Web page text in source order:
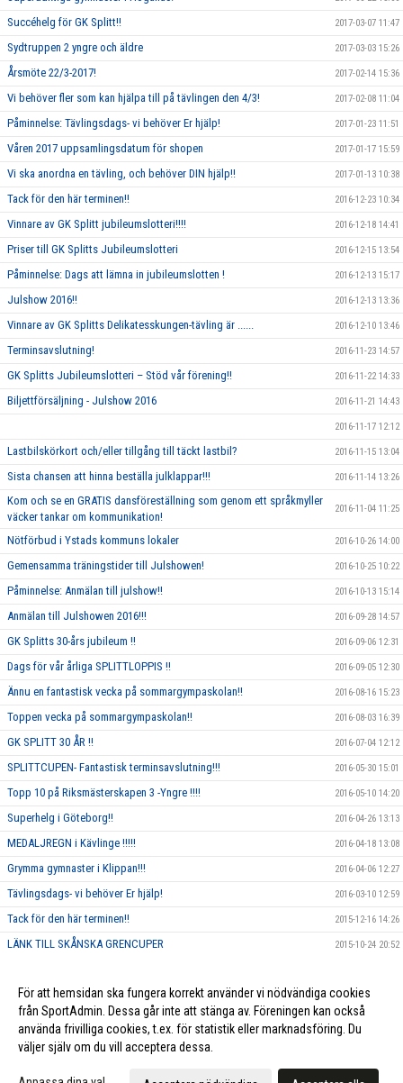
Succéhelg för GK Splitt!! 2017-03-07 11:47
Sydtruppen 2 yngre och äldre 2017-03-03 15:26
Årsmöte 22/3-2017! 2017-02-14 15:36
Vi behöver fler som kan hjälpa till på tävlingen den 4/3! 2017-02-08 11:04
Påminnelse: Tävlingsdags- vi behöver Er hjälp! 2017-01-23 11:51
Våren 2017 uppsamlingsdatum för shopen 2017-01-17 15:59
Vi ska anordna en tävling, och behöver DIN hjälp!! 2017-01-13 10:38
Tack för den här terminen!! 2016-12-23 10:34
Vinnare av GK Splitt jubileumslotteri!!!! 2016-12-18 14:41
Priser till GK Splitts Jubileumslotteri 2016-12-15 13:54
Påminnelse: Dags att lämna in jubileumslotten ! 2016-12-13 15:17
Julshow 2016!! 2016-12-13 13:36
Vinnare av GK Splitts Delikatesskungen-tävling är ...... 2016-12-10 13:46
Terminsavslutning! 2016-11-23 14:57
GK Splitts Jubileumslotteri – Stöd vår förening!! 2016-11-22 14:33
Biljettförsäljning - Julshow 2016 2016-11-21 14:43
2016-11-17 12:12
Lastbilskörkort och/eller tillgång till täckt lastbil? 2016-11-15 13:04
Sista chansen att hinna beställa julklappar!!! 2016-11-14 13:26
Kom och se en GRATIS dansföreställning som genom ett språkmyller
väcker tankar om kommunikation!
2016-11-04 11:25
Nötförbud i Ystads kommuns lokaler 2016-10-26 14:00
Gemensamma träningstider till Julshowen! 2016-10-25 10:22
Påminnelse: Anmälan till julshow!! 2016-10-13 15:14
Anmälan till Julshowen 2016!!! 2016-09-28 14:57
GK Splitts 30-års jubileum !! 2016-09-06 12:31
Dags för vår årliga SPLITTLOPPIS !! 2016-09-05 12:30
Ännu en fantastisk vecka på sommargympaskolan!! 2016-08-16 15:23
Toppen vecka på sommargympaskolan!! 2016-08-03 16:39
GK SPLITT 30 ÅR !! 2016-07-04 12:12
SPLITTCUPEN- Fantastisk terminsavslutning!!! 2016-05-30 15:01
Topp 10 på Riksmästerskapen 3 -Yngre !!!! 2016-05-10 14:20
Superhelg i Göteborg!! 2016-04-26 13:13
MEDALJREGN i Kävlinge !!!!! 2016-04-18 13:08
Grymma gymnaster i Klippan!!! 2016-04-06 12:27
Tävlingsdags- vi behöver Er hjälp! 2016-03-10 12:59
Tack för den här terminen!! 2015-12-16 14:26
LÄNK TILL SKÅNSKA GRENCUPER 2015-10-24 20:52
Vi ska annordna en tävling, och behöver DIN hjälp!! 2015-09-10 13:26
För att hemsidan ska fungera korrekt använder vi nödvändiga cookies
från SportAdmin. Dessa går inte att stänga av. Föreningen kan också
använda frivilliga cookies, t.ex. för statistik eller marknadsföring. Du
väljer själv om du vill acceptera dessa.